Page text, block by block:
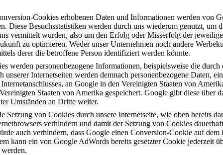
Cookies erhobenen Daten und Informationen werden von
Diese Besuchsstatistiken werden durch uns wiederum genutzt, um
vermittelt wurden, also um den Erfolg oder Misserfolg der
zu optimieren. Weder unser Unternehmen noch andere
derer die betroffene Person identifiziert werden könnte.
werden personenbezogene Informationen, beispielsweise die durch
unserer Internetseiten werden demnach personenbezogene Daten,
an Google in den Vereinigten Staaten von
Staaten von Amerika gespeichert. Google gibt diese über
Umständen an Dritte weiter.
Setzung von Cookies durch unsere Internetseite, wie oben bereits
verhindern und damit der Setzung von Cookies
auch verhindern, dass Google einen Conversion-Cookie auf
kann ein von Google AdWords bereits gesetzter Cookie jederzeit